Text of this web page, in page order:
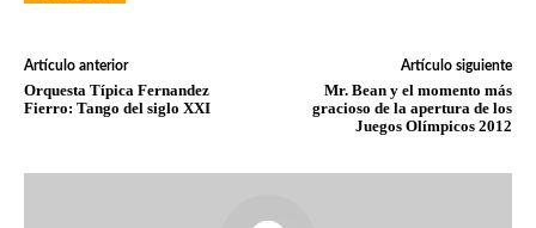
Artículo anterior
Orquesta Típica Fernandez
Fierro: Tango del siglo XXI
Artículo siguiente
Mr. Bean y el momento más
gracioso de la apertura de los
Juegos Olímpicos 2012